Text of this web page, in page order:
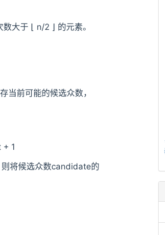
大于 ⌊ n/2 ⌋ 的元素。
前可能的候选众数，
+ 1
将候选众数candidate的